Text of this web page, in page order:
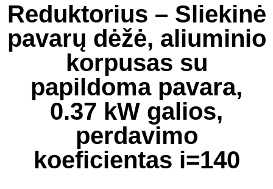
Reduktorius – Sliekinė
pavarų dėžė, aliuminio
korpusas su
papildoma pavara,
0.37 kW galios,
perdavimo
koeficientas i=140